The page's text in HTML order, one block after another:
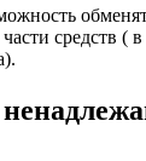
средств (